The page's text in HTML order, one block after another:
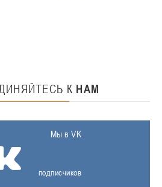
К НАМ
Мы в VK
подписчиков